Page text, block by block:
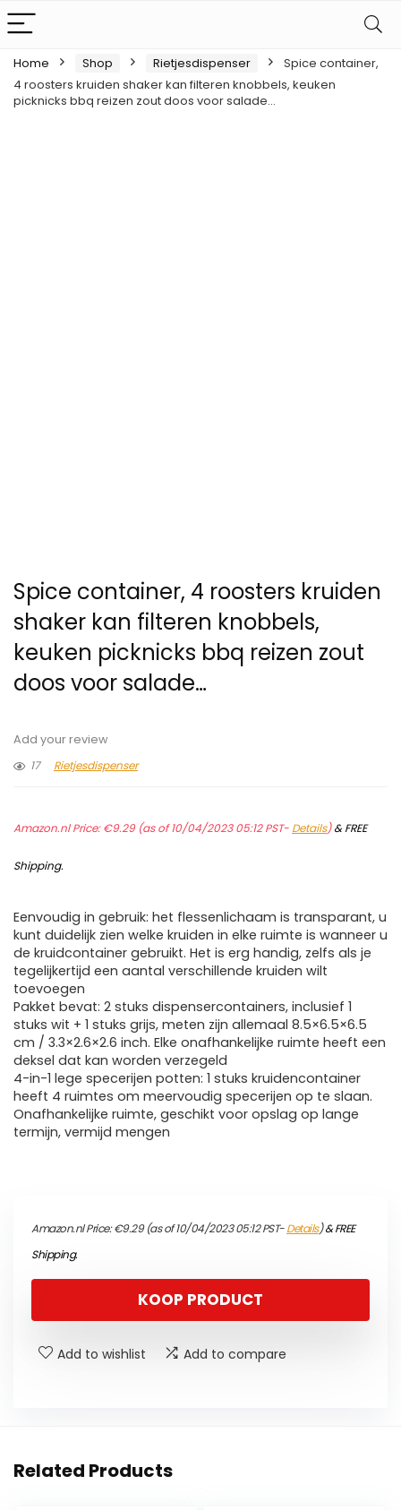
Home Shop Rietjesdispenser
Spice container,
4 roosters kruiden shaker kan filteren knobbels, keuken
picknicks bbq reizen zout doos voor salade…
Spice container, 4 roosters kruiden
shaker kan filteren knobbels,
keuken picknicks bbq reizen zout
doos voor salade…
Add your review
17
Rietjesdispenser
Amazon.nl Price:€9.29(as of 10/04/2023 05:12 PST- Details)&FREE
Shipping.
Eenvoudig in gebruik: het flessenlichaam is transparant, u
kunt duidelijk zien welke kruiden in elke ruimte is wanneer u
de kruidcontainer gebruikt. Het is erg handig, zelfs als je
tegelijkertijd een aantal verschillende kruiden wilt
toevoegen
Pakket bevat: 2 stuks dispensercontainers, inclusief 1
stuks wit + 1 stuks grijs, meten zijn allemaal 8.5×6.5×6.5
cm / 3.3×2.6×2.6 inch. Elke onafhankelijke ruimte heeft een
deksel dat kan worden verzegeld
4-in-1 lege specerijen potten: 1 stuks kruidencontainer
heeft 4 ruimtes om meervoudig specerijen op te slaan.
Onafhankelijke ruimte, geschikt voor opslag op lange
termijn, vermijd mengen
Amazon.nl Price:€9.29(as of 10/04/2023 05:12 PST-Details)&FREE
Shipping.
KOOP PRODUCT
Add to wishlist Add to compare
Related Products